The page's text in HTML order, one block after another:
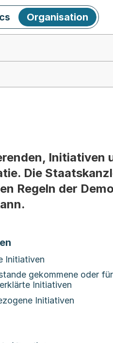
Organisation
Initiativen
Die
Regeln der
Initiativen
gekommene oder für
Initiativen
Initiativen